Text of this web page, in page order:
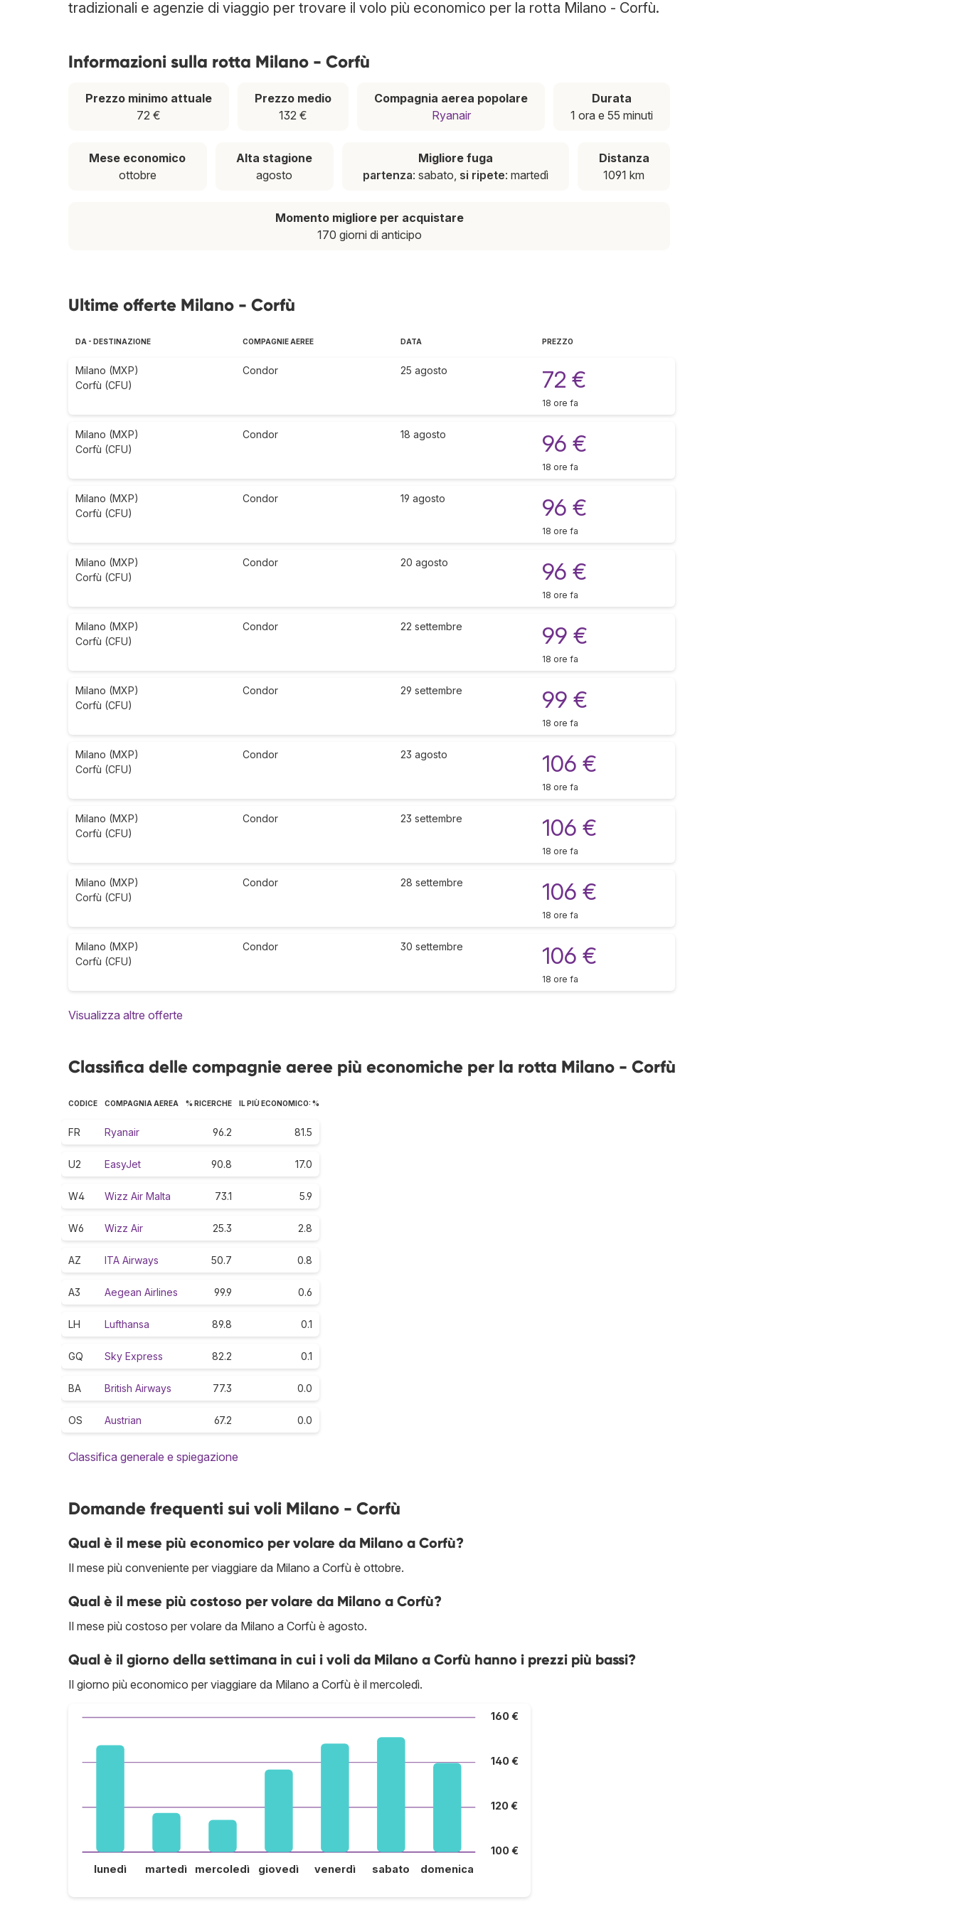
tradizionali e agenzie di viaggio per trovare il volo più economico per la rotta Milano - Corfù.
Informazioni sulla rotta Milano - Corfù
Prezzo minimo attuale
72 €
Prezzo medio
132 €
Compagnia aerea popolare
Ryanair
Durata
1 ora e 55 minuti
Mese economico
ottobre
Alta stagione
agosto
Migliore fuga
partenza: sabato, si ripete: martedì
Distanza
1091 km
Momento migliore per acquistare
170 giorni di anticipo
Ultime offerte Milano - Corfù
DA - DESTINAZIONE COMPAGNIE AEREE DATA PREZZO
Milano (MXP)
Corfù (CFU)
Condor 25 agosto 72 €
18 ore fa
Milano (MXP)
Corfù (CFU)
Condor 18 agosto 96 €
18 ore fa
Milano (MXP)
Corfù (CFU)
Condor 19 agosto 96 €
18 ore fa
Milano (MXP)
Corfù (CFU)
Condor 20 agosto 96 €
18 ore fa
Milano (MXP)
Corfù (CFU)
Condor 22 settembre 99 €
18 ore fa
Milano (MXP)
Corfù (CFU)
Condor 29 settembre 99 €
18 ore fa
Milano (MXP)
Corfù (CFU)
Condor 23 agosto 106 €
18 ore fa
Milano (MXP)
Corfù (CFU)
Condor 23 settembre 106 €
18 ore fa
Milano (MXP)
Corfù (CFU)
Condor 28 settembre 106 €
18 ore fa
Milano (MXP)
Corfù (CFU)
Condor 30 settembre 106 €
18 ore fa
Visualizza altre offerte
Classifica delle compagnie aeree più economiche per la rotta Milano - Corfù
CODICE COMPAGNIA AEREA % RICERCHE IL PIÙ ECONOMICO: %
FR Ryanair 96.2 81.5
U2 EasyJet 90.8 17.0
W4 Wizz Air Malta 73.1 5.9
W6 Wizz Air 25.3 2.8
AZ ITA Airways 50.7 0.8
A3 Aegean Airlines 99.9 0.6
LH Lufthansa 89.8 0.1
GQ Sky Express 82.2 0.1
BA British Airways 77.3 0.0
OS Austrian 67.2 0.0
Classifica generale e spiegazione
Domande frequenti sui voli Milano - Corfù
Qual è il mese più economico per volare da Milano a Corfù?
Il mese più conveniente per viaggiare da Milano a Corfù è ottobre.
Qual è il mese più costoso per volare da Milano a Corfù?
Il mese più costoso per volare da Milano a Corfù è agosto.
Qual è il giorno della settimana in cui i voli da Milano a Corfù hanno i prezzi più bassi?
Il giorno più economico per viaggiare da Milano a Corfù è il mercoledì.
100 €
120 €
140 €
160 €
lunedì martedì mercoledì giovedì venerdì sabato domenica